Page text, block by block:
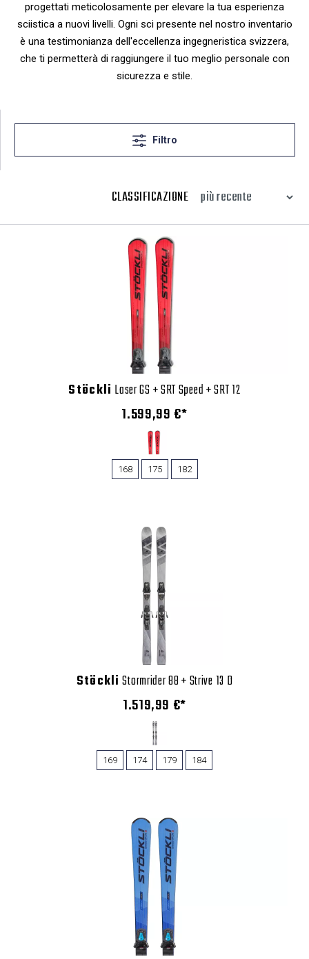
progettati meticolosamente per elevare la tua esperienza
sciistica a nuovi livelli. Ogni sci presente nel nostro inventario
è una testimonianza dell'eccellenza ingegneristica svizzera,
che ti permetterà di raggiungere il tuo meglio personale con
sicurezza e stile.
Filtro
CLASSIFICAZIONE
Stöckli Laser GS + SRT Speed + SRT 12
1.599,99 €*
168 175 182
Stöckli Stormrider 88 + Strive 13 D
1.519,99 €*
169 174 179 184